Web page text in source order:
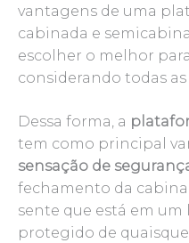
vantagens de uma
cabinada e
escolher o melhor
considerando todas
Dessa forma, a
tem como principal
sensação de
fechamento da
sente que está em um
protegido de